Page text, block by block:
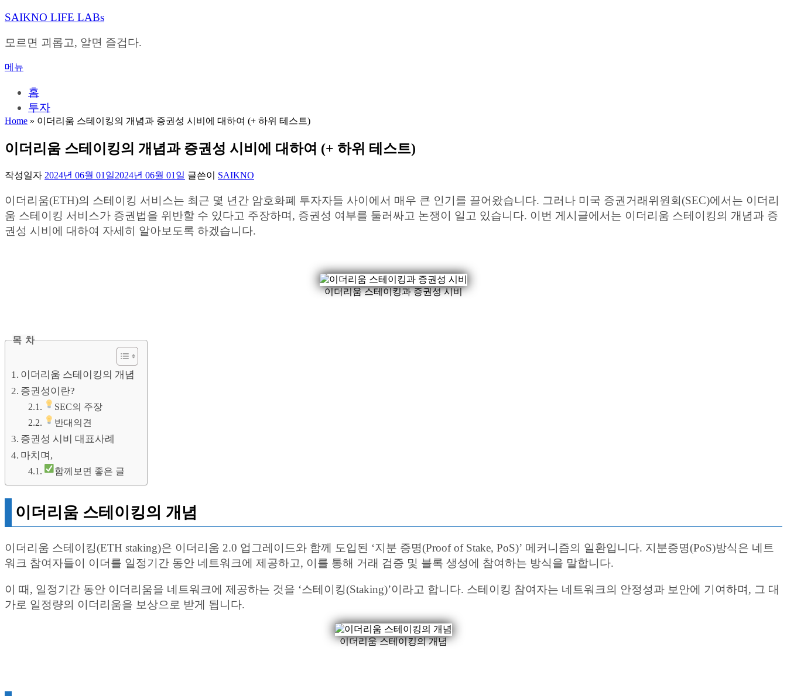
내
으
바
SAIKNO LIFE LABs
모르면 괴롭고, 알면 즐겁다.
메뉴
홈
투자
Home » 이더리움 스테이킹의 개념과 증권성 시비에 대하여 (+ 하위 테스트)
이더리움 스테이킹의 개념과 증권성 시비에 대하여 (+ 하위 테스트)
작성일자 2024년 06월 01일2024년 06월 01일 글쓴이 SAIKNO
이더리움(ETH)의 스테이킹 서비스는 최근 몇 년간 암호화폐 투자자들 사이에서 매우 큰 인기를 끌어왔습니다. 그러나 미국 증권거래위원회(SEC)에서는 이더리
움 스테이킹 서비스가 증권법을 위반할 수 있다고 주장하며, 증권성 여부를 둘러싸고 논쟁이 일고 있습니다. 이번 게시글에서는 이더리움 스테이킹의 개념과 증
권성 시비에 대하여 자세히 알아보도록 하겠습니다.
이더리움 스테이킹과 증권성 시비
목 차
이더리움 스테이킹의 개념
증권성이란?
SEC의 주장
반대의견
증권성 시비 대표사례
마치며,
함께보면 좋은 글
이더리움 스테이킹의 개념
이더리움 스테이킹(ETH staking)은 이더리움 2.0 업그레이드와 함께 도입된 ‘지분 증명(Proof of Stake, PoS)’ 메커니즘의 일환입니다. 지분증명(PoS)방식은 네트
워크 참여자들이 이더를 일정기간 동안 네트워크에 제공하고, 이를 통해 거래 검증 및 블록 생성에 참여하는 방식을 말합니다.
이 때, 일정기간 동안 이더리움을 네트워크에 제공하는 것을 ‘스테이킹(Staking)’이라고 합니다. 스테이킹 참여자는 네트워크의 안정성과 보안에 기여하며, 그 대
가로 일정량의 이더리움을 보상으로 받게 됩니다.
이더리움 스테이킹의 개념